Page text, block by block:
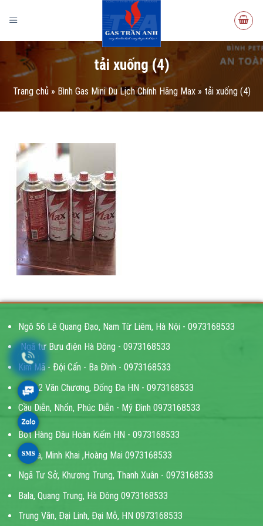
tải xuống (4)
Trang chủ» Bình Gas Mini Du Lịch Chính Hãng Max» tải xuống (4)
Ngõ 56 Lê Quang Đạo, Nam Từ Liêm, Hà Nội - 0973168533
Ngã tư Bưu điện Hà Đông - 0973168533
Kim Mã - Đội Cấn - Ba Đình - 0973168533
Ngõ 2 Văn Chương, Đống Đa HN - 0973168533
Cầu Diễn, Nhổn, Phúc Diễn - Mỹ Đình 0973168533
Bốt Hàng Đậu Hoàn Kiếm HN - 0973168533
Đại La, Minh Khai ,Hoàng Mai 0973168533
Ngã Tư Sở, Khương Trung, Thanh Xuân - 0973168533
Bala, Quang Trung, Hà Đông 0973168533
Trung Văn, Đại Linh, Đại Mỗ, HN 0973168533